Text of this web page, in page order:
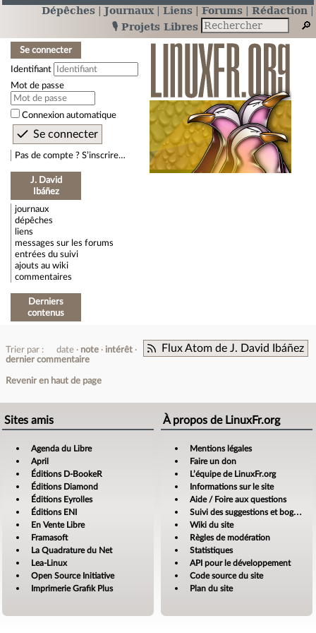
Dépêches Journaux Liens Forums
Rédaction
🎙️ Projets Libres
Se connecter
Identifiant
Mot de passe
Connexion automatique
Pas de compte ? S’inscrire…
J. David
Ibáñez
journaux
dépêches
liens
messages sur les forums
entrées du suivi
ajouts au wiki
commentaires
Derniers
contenus
Flux Atom de J. David Ibáñez
Trier par : date note
intérêt
dernier commentaire
Revenir en haut de page
Sites amis
Agenda du Libre
April
Éditions D-BookeR
Éditions Diamond
Éditions Eyrolles
Éditions ENI
En Vente Libre
Framasoft
La Quadrature du Net
Lea-Linux
Open Source Initiative
Imprimerie Grafik Plus
À propos de LinuxFr.org
Mentions légales
Faire un don
L’équipe de LinuxFr.org
Informations sur le site
Aide / Foire aux questions
Suivi des suggestions et bogues
Wiki du site
Règles de modération
Statistiques
API pour le développement
Code source du site
Plan du site